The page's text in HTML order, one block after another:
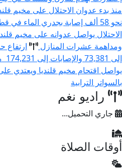
بدء عدوان الاحتلال على مخيم
الماء في قطاع غزة منذ بداية العام
يواصل عدوانه على مخيم
عشرات المنازل
ارتفاع
إلى 174,231 منذ بدء العدوان
اقتحام مخيم قلنديا ويعتدي
الترابية
راديو نغم
جاري التحميل...
الصلاة